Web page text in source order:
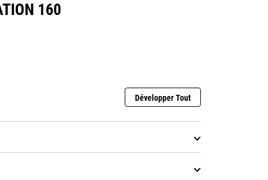
160
Développer Tout